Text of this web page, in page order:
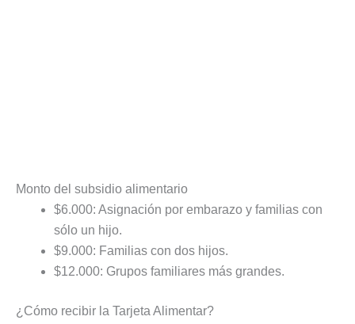
Monto del subsidio alimentario
$6.000: Asignación por embarazo y familias con
sólo un hijo.
$9.000: Familias con dos hijos.
$12.000: Grupos familiares más grandes.
¿Cómo recibir la Tarjeta Alimentar?